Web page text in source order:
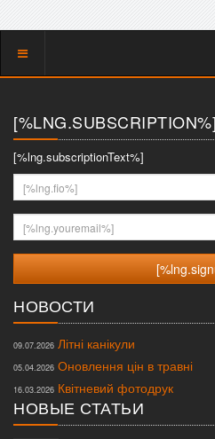
Показать
[%LNG.SUBSCRIPTION%]
[%lng.subscriptionText%]
[%lng.fio%]
[%lng.youremail%]
НОВОСТИ
09.07.2026 Літні канікули
05.04.2026 Оновлення цін в травні
16.03.2026 Квітневий фотодрук
НОВЫЕ СТАТЬИ